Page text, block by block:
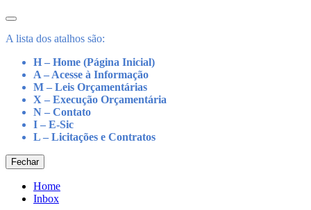
A lista dos atalhos são:
H – Home (Página Inicial)
A – Acesse à Informação
M – Leis Orçamentárias
X – Execução Orçamentária
N – Contato
I – E-Sic
L – Licitações e Contratos
Fechar
Home
Inbox